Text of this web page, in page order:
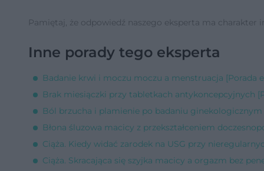
Pamiętaj, że odpowiedź naszego eksperta ma
Inne porady tego eksperta
Badanie krwi i moczu moczu a menstruacja [Porada
Brak miesiączki przy tabletkach antykoncepcyjnych
Ból brzucha i plamienie po badaniu ginekologicznym
Błona śluzowa macicy z przekształceniem
Ciąża. Kiedy widać zarodek na USG przy
Ciąża. Skracająca się szyjka macicy a orgazm bez